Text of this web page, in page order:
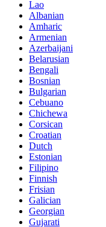
Lao
Albanian
Amharic
Armenian
Azerbaijani
Belarusian
Bengali
Bosnian
Bulgarian
Cebuano
Chichewa
Corsican
Croatian
Dutch
Estonian
Filipino
Finnish
Frisian
Galician
Georgian
Gujarati